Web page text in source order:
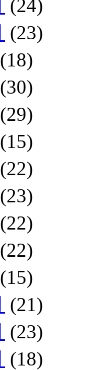
(24)
(23)
(18)
(30)
(29)
(15)
(22)
(23)
(22)
(22)
(15)
(21)
(23)
(18)